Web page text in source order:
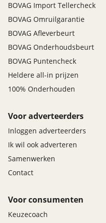
BOVAG Import Tellercheck
BOVAG Omruilgarantie
BOVAG Afleverbeurt
BOVAG Onderhoudsbeurt
BOVAG Puntencheck
Heldere all-in prijzen
100% Onderhouden
Voor adverteerders
Inloggen adverteerders
Ik wil ook adverteren
Samenwerken
Contact
Voor consumenten
Keuzecoach